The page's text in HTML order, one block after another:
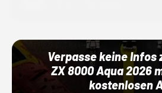
Verpasse keine Infos
ZX 8000 Aqua 2026
kostenlosen